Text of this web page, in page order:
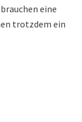
eine
trotzdem ein